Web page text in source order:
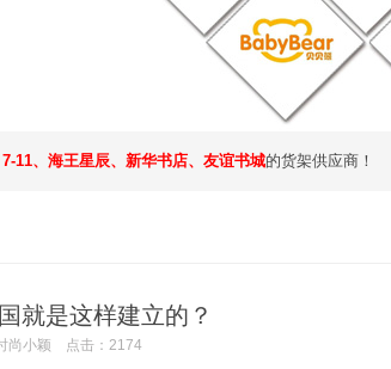
11、海王星辰、新华书店、友谊书城的货架供应商！
就是这样建立的？
尚小颖 点击： 2174